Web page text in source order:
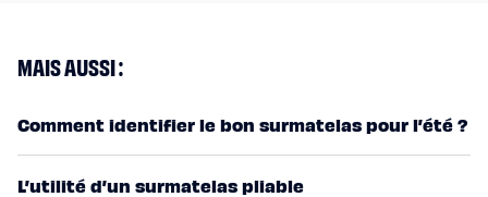
MAIS AUSSI :
Comment identifier le bon surmatelas pour l’été ?
L’utilité d’un surmatelas pliable